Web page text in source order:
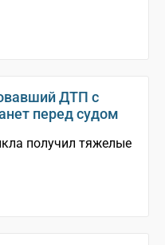
ДТП с
перед судом
получил тяжелые